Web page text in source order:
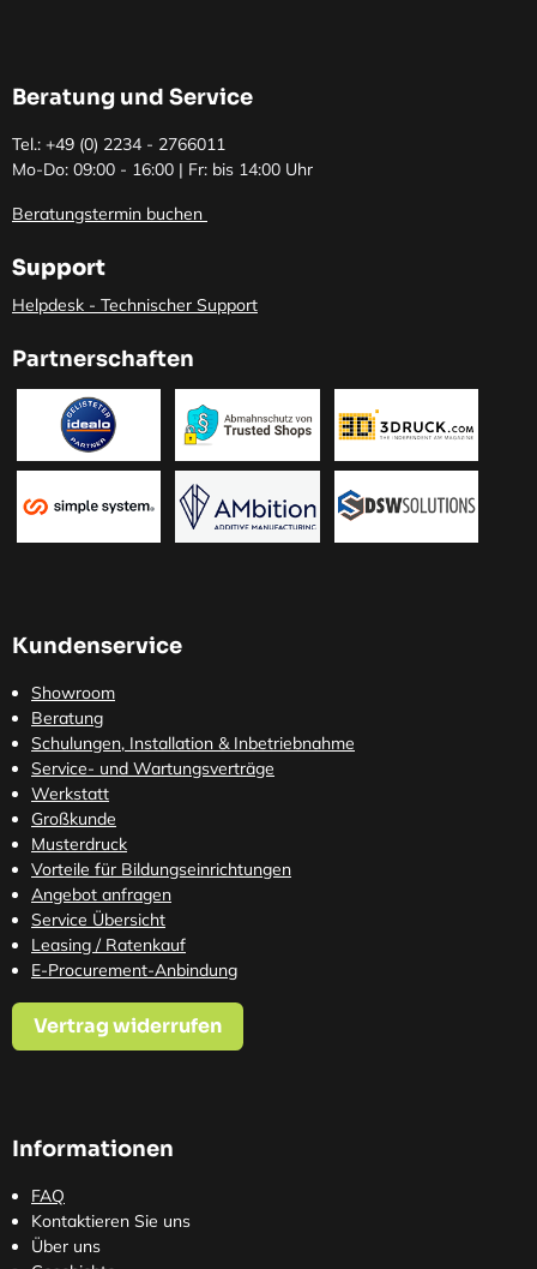
Beratung und Service
Tel.: +49 (0) 2234 - 2766011
Mo-Do: 09:00 - 16:00 | Fr: bis 14:00 Uhr
Beratungstermin buchen
Support
Helpdesk - Technischer Support
Partnerschaften
Kundenservice
Showroom
Beratung
Schulungen, Installation & Inbetriebnahme
Service- und Wartungsverträge
Werkstatt
Großkunde
Musterdruck
Vorteile für Bildungseinrichtungen
Angebot anfragen
Service Übersicht
Leasing / Ratenkauf
E-Procurement-Anbindung
Vertrag widerrufen
Informationen
FAQ
Kontaktieren Sie uns
Über uns